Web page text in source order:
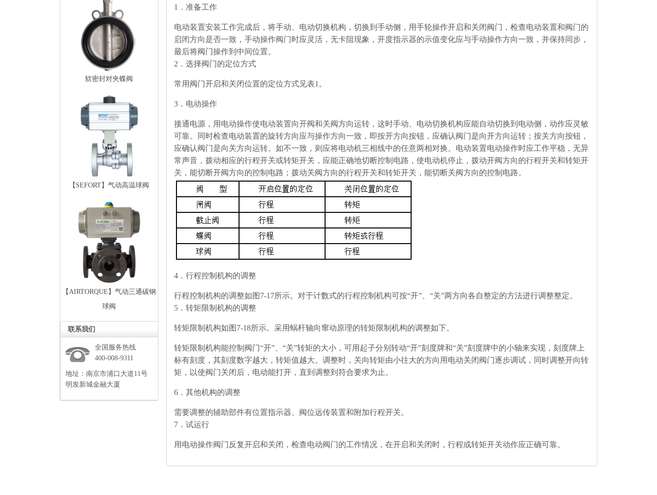
软密封对夹蝶阀
【SEFORT】气动高温球阀
【AIRTORQUE】气动三通碳钢
球阀
联系我们
全国服务热线
400-008-9311
地址：南京市浦口大道11号
明发新城金融大厦
1．准备工作
电动装置安装工作完成后，将手动、电动切换机构，切换到手动侧，用手轮操作开启和关闭阀门，检查电动装置和阀门的
启闭方向是否一致，手动操作阀门时应灵活，无卡阻现象，开度指示器的示值变化应与手动操作方向一致，并保持同步，
最后将阀门操作到中间位置。
2．选择阀门的定位方式
常用阀门开启和关闭位置的定位方式见表1。
3．电动操作
接通电源，用电动操作使电动装置向开阀和关阀方向运转，这时手动、电动切换机构应能自动切换到电动侧，动作应灵敏
可靠。同时检查电动装置的旋转方向应与操作方向一致，即按开方向按钮，应确认阀门是向开方向运转；按关方向按钮，
应确认阀门是向关方向运转。如不一致，则应将电动机三相线中的任意两相对换。电动装置电动操作时应工作平稳，无异
常声音，拨动相应的行程开关或转矩开关，应能正确地切断控制电路，使电动机停止，拨动开阀方向的行程开关和转矩开
关，能切断开阀方向的控制电路；拨动关阀方向的行程开关和转矩开关，能切断关阀方向的控制电路。
4．行程控制机构的调整
行程控制机构的调整如图7-17所示。对于计数式的行程控制机构可按“开”、“关”两方向各自整定的方法进行调整整定。
5．转矩限制机构的调整
转矩限制机构如图7-18所示。采用蜗杆轴向窜动原理的转矩限制机构的调整如下。
转矩限制机构能控制阀门“开”、“关”转矩的大小，可用起子分别转动“开”刻度牌和“关”刻度牌中的小轴来实现，刻度牌上
标有刻度，其刻度数字越大，转矩值越大。调整时，关向转矩由小往大的方向用电动关闭阀门逐步调试，同时调整开向转
矩，以使阀门关闭后，电动能打开，直到调整到符合要求为止。
6．其他机构的调整
需要调整的辅助部件有位置指示器、阀位远传装置和附加行程开关。
7．试运行
用电动操作阀门反复开启和关闭，检查电动阀门的工作情况，在开启和关闭时，行程或转矩开关动作应正确可靠。